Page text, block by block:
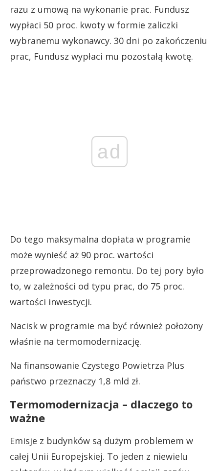
razu z umową na wykonanie prac. Fundusz
wypłaci 50 proc. kwoty w formie zaliczki
wybranemu wykonawcy. 30 dni po zakończeniu
prac, Fundusz wypłaci mu pozostałą kwotę.
ad
Do tego maksymalna dopłata w programie
może wynieść aż 90 proc. wartości
przeprowadzonego remontu. Do tej pory było
to, w zależności od typu prac, do 75 proc.
wartości inwestycji.
Nacisk w programie ma być również położony
właśnie na termomodernizację.
Na finansowanie Czystego Powietrza Plus
państwo przeznaczy 1,8 mld zł.
Termomodernizacja – dlaczego to
ważne
Emisje z budynków są dużym problemem w
całej Unii Europejskiej. To jeden z niewielu